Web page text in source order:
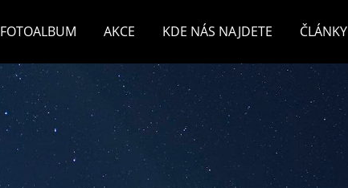
FOTOALBUM AKCE KDE NÁS NAJDETE ČLÁNKY